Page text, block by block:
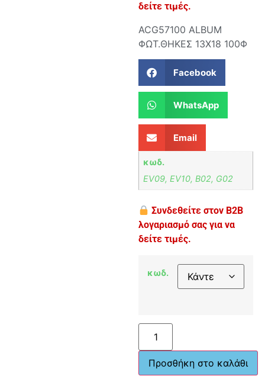
δείτε τιμές.
ACG57100 ΑLΒUΜ
ΦΩΤ.ΘΗΚΕΣ 13Χ18 100Φ
Facebook
WhatsApp
Email
κωδ.
EV09, EV10, B02, G02
Συνδεθείτε στον B2B
λογαριασμό σας για να
δείτε τιμές.
κωδ.
Προσθήκη στο καλάθι